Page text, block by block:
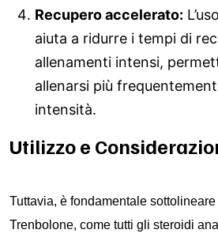
Recupero accelerato:
aiuta a ridurre i tempi di
allenamenti intensi,
allenarsi più
intensità.
Utilizzo e
Tuttavia, è fondamentale sottolineare
Trenbolone, come tutti gli steroidi